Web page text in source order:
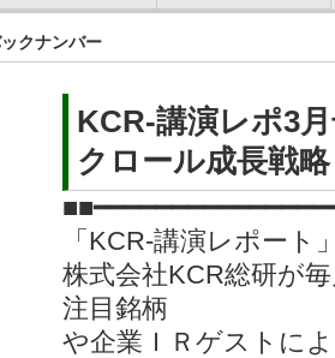
ックナンバー
KCR-講演レポ3
クロール成長戦
「KCR-講演レポート
株式会社KCR総研が
注目銘柄
や企業ＩＲゲストに